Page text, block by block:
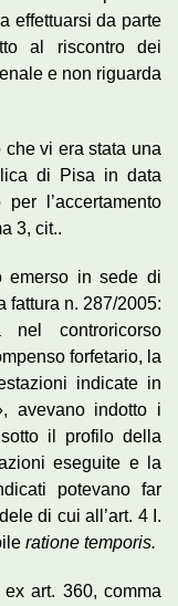
effettuarsi da parte
al riscontro dei
e non riguarda
vi era stata una
di Pisa in data
l’accertamento
3, cit..
emerso in sede di
fattura n. 287/2005:
nel controricorso
forfetario, la
indicate in
avevano indotto i
il profilo della
eseguite e la
potevano far
di cui all’art. 4 I.
ratione temporis.
art. 360, comma